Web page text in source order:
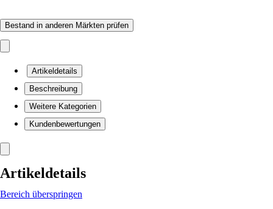
Bestand in anderen Märkten prüfen
Artikeldetails
Beschreibung
Weitere Kategorien
Kundenbewertungen
Artikeldetails
Bereich überspringen